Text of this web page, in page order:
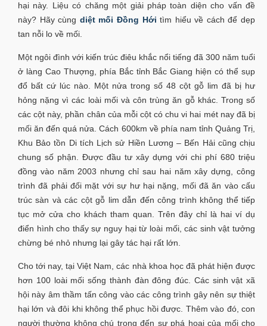
hại này. Liệu có chăng một giải pháp toàn diện cho vấn đề
này? Hãy cùng diệt mối Đồng Hới tìm hiểu về cách để dẹp
tan nỗi lo về mối.
Một ngôi đình với kiến trúc điêu khắc nổi tiếng đã 300 năm tuổi
ở làng Cao Thượng, phía Bắc tỉnh Bắc Giang hiện có thể sụp
đổ bất cứ lúc nào. Một nửa trong số 48 cột gỗ lim đã bị hư
hỏng nặng vì các loài mối và côn trùng ăn gỗ khác. Trong số
các cột này, phần chân của mỗi cột có chu vi hai mét nay đã bị
mối ăn đến quá nửa. Cách 600km về phía nam tỉnh Quảng Trị,
Khu Bảo tồn Di tích Lịch sử Hiền Lương – Bến Hải cũng chịu
chung số phận. Được đầu tư xây dựng với chi phí 680 triệu
đồng vào năm 2003 nhưng chỉ sau hai năm xây dựng, công
trình đã phải đối mặt với sự hư hại nặng, mối đã ăn vào cấu
trúc sàn và các cột gỗ lim dẫn đến công trình không thể tiếp
tục mở cửa cho khách tham quan. Trên đây chỉ là hai ví dụ
điển hình cho thấy sự nguy hại từ loài mối, các sinh vật tưởng
chừng bé nhỏ nhưng lại gây tác hại rất lớn.
Cho tới nay, tại Việt Nam, các nhà khoa học đã phát hiện được
hơn 100 loài mối sống thành đàn đông đúc. Các sinh vật xã
hội này âm thầm tấn công vào các công trình gây nên sự thiệt
hại lớn và đôi khi không thể phục hồi được. Thêm vào đó, con
người thường không chú trọng đến sự phá hoại của mối cho